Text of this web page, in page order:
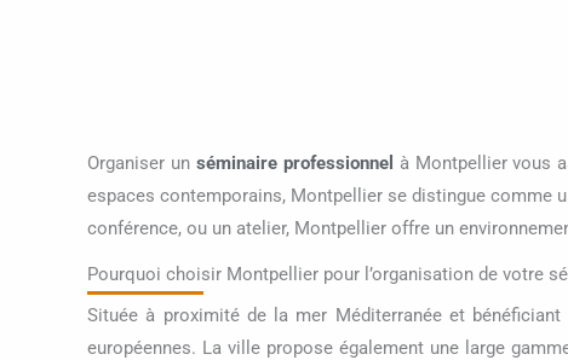
Organiser un séminaire professionnel à Montpellier vous
espaces contemporains, Montpellier se distingue comme
conférence, ou un atelier, Montpellier offre un
Pourquoi choisir Montpellier pour l’organisation de votre
Située à proximité de la mer Méditerranée et
européennes. La ville propose également une large